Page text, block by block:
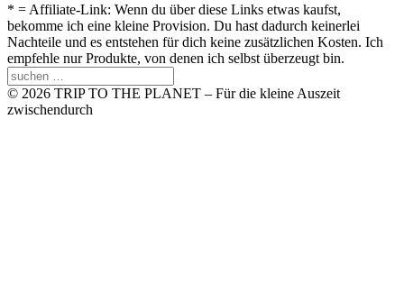
* = Affiliate-Link: Wenn du über diese Links etwas kaufst,
bekomme ich eine kleine Provision. Du hast dadurch keinerlei
Nachteile und es entstehen für dich keine zusätzlichen Kosten. Ich
empfehle nur Produkte, von denen ich selbst überzeugt bin.
© 2026 TRIP TO THE PLANET – Für die kleine Auszeit
zwischendurch